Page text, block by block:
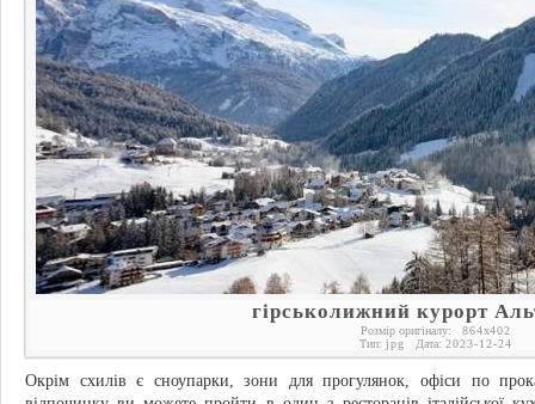
гірськолижний курорт
Розмір оригіналу: 864x402
Тип: jpg Дата: 2023-12-24
Окрім схилів є сноупарки, зони для прогулянок, офіси по